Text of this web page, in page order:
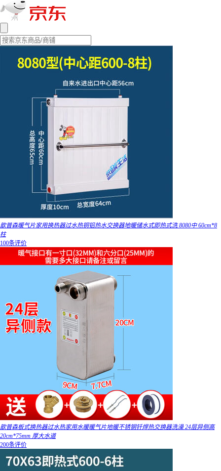
歆普森暖气片家用换热器过水热铜铝热水交换器地暖储水式即热式洗 8080中 60cm*8
柱
100条评价
歆普森板式换热器过水热家用水暖暖气片地暖不锈钢钎焊热交换器洗澡 24层异侧高
20cm*75mm 厚大水道
200条评价